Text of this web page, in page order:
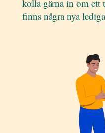
kolla gärna in om ett
finns några nya